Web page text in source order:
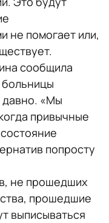
не помогает или,
сообщила
давно. «Мы
привычные
попросту
не прошедших
прошедшие
выписываться